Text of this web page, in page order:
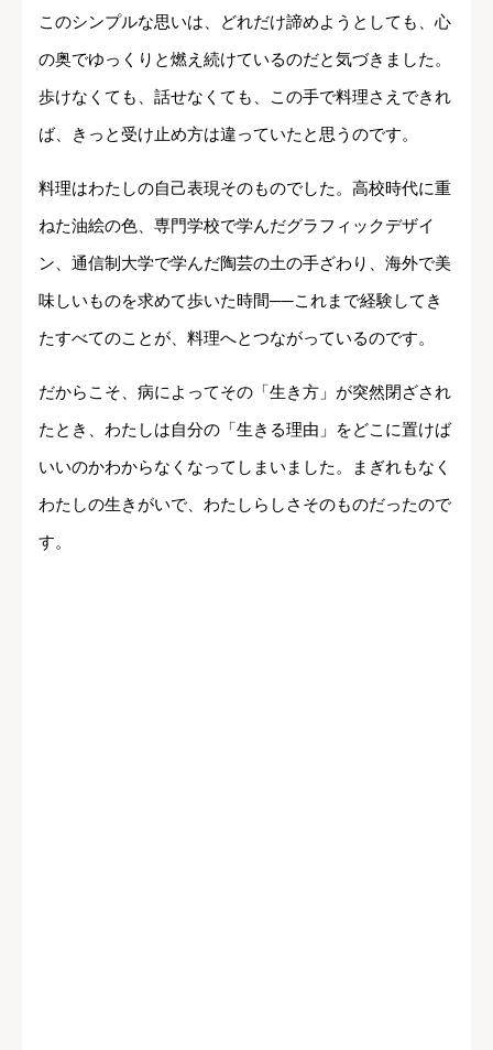
このシンプルな思いは、どれだけ諦めようとしても、心
の奥でゆっくりと燃え続けているのだと気づきました。
歩けなくても、話せなくても、この手で料理さえできれ
ば、きっと受け止め方は違っていたと思うのです。
料理はわたしの自己表現そのものでした。高校時代に重
ねた油絵の色、専門学校で学んだグラフィックデザイ
ン、通信制大学で学んだ陶芸の土の手ざわり、海外で美
味しいものを求めて歩いた時間──これまで経験してき
たすべてのことが、料理へとつながっているのです。
だからこそ、病によってその「生き方」が突然閉ざされ
たとき、わたしは自分の「生きる理由」をどこに置けば
いいのかわからなくなってしまいました。まぎれもなく
わたしの生きがいで、わたしらしさそのものだったので
す。